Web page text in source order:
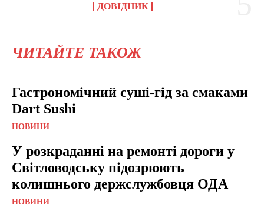
ДОВІДНИК
ЧИТАЙТЕ ТАКОЖ
Гастрономічний суші-гід за смаками
Dart Sushi
НОВИНИ
У розкраданні на ремонті дороги у
Світловодську підозрюють
колишнього держслужбовця ОДА
НОВИНИ